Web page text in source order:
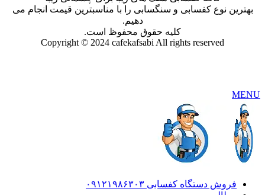
بهترین نوع کفسابی و سنگسابی را با مناسبترین قیمت انجام می
دهیم.
کلیه حقوق محفوظ است.
Copyright © 2024 cafekafsabi All rights reserved
MENU
فروش دستگاه کفسابی ۰۹۱۲۱۹۸۶۳۰۳